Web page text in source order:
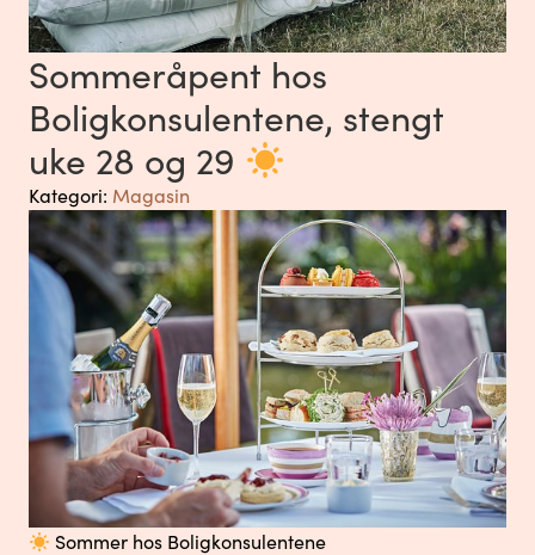
Sommeråpent hos
Boligkonsulentene, stengt
uke 28 og 29
Kategori: Magasin
Sommer hos Boligkonsulentene